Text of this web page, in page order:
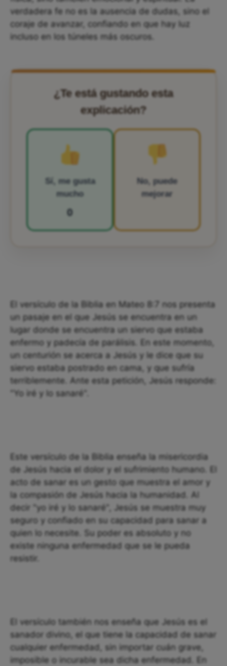
verdadera fe no es la ausencia de dudas, sino el
coraje de avanzar, confiando en que hay luz
incluso en los túneles más oscuros.
¿Te está gustando esta
explicación?
Sí, me gusta
mucho
0
No, puede
mejorar
El versículo de la Biblia en Mateo 8:7 nos presenta
un pasaje en el que Jesús se encuentra en un
lugar donde se encuentra un siervo que estaba
enfermo y padecía de parálisis. En este momento,
un centurión se acerca a Jesús y le dice que su
siervo estaba postrado en cama, y que sufría
terriblemente. Ante esta petición, Jesús responde:
"Yo iré y lo sanaré".
Este versículo de la Biblia enseña la misericordia
de Jesús hacia el dolor y el sufrimiento humano. El
acto de sanar es un gesto que muestra el amor y
la compasión de Jesús hacia la humanidad. Al
decir "yo iré y lo sanaré", Jesús se muestra muy
seguro y confiado en su capacidad para sanar a
quien lo necesite. Su poder es absoluto y no
existe ninguna enfermedad que se le pueda
resistir.
El versículo también nos enseña que Jesús es el
sanador divino, el que tiene la capacidad de sanar
cualquier enfermedad, sin importar cuán grave,
imposible o incurable sea dicha enfermedad. En